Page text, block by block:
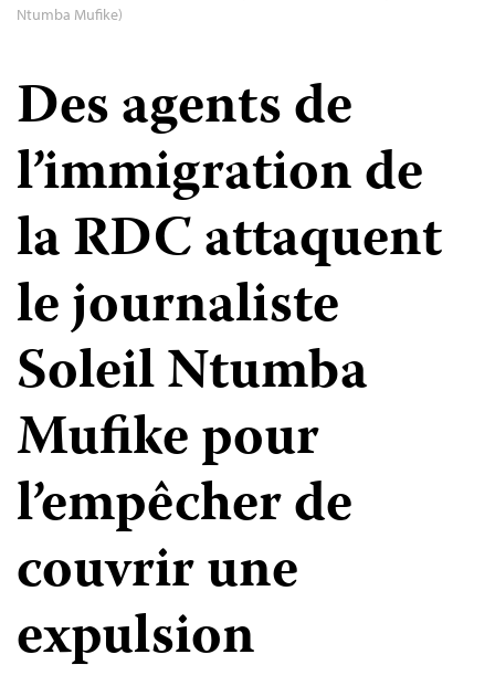
Ntumba Mufike)
Des agents de
l’immigration de
la RDC attaquent
le journaliste
Soleil Ntumba
Mufike pour
l’empêcher de
couvrir une
expulsion